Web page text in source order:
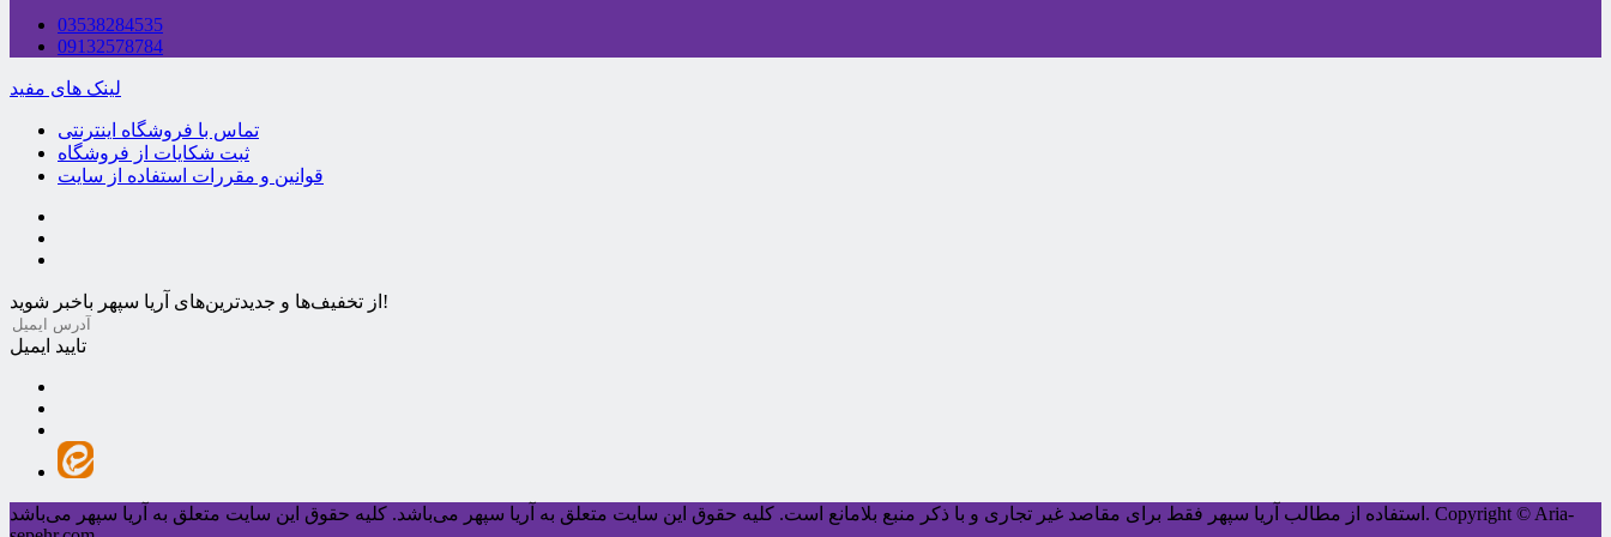
03538284535
09132578784
لینک های مفید
تماس با فروشگاه اینترنتی
ثبت شکایات از فروشگاه
قوانین و مقررات استفاده از سایت
از تخفیف‌ها و جدیدترین‌های آریا سپهر باخبر شوید!
تایید ایمیل
استفاده از مطالب آریا سپهر فقط برای مقاصد غیر تجاری و با ذکر منبع بلامانع است. کليه حقوق اين سايت متعلق به آریا سپهر می‌باشد. کليه حقوق اين سايت متعلق به آریا سپهر می‌باشد. Copyright © Aria-